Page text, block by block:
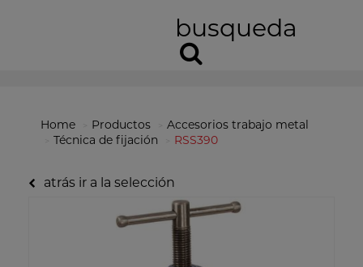
busqueda
Home Productos
Accesorios trabajo metal
Técnica de fijación
RSS390
atrás ir a la selección